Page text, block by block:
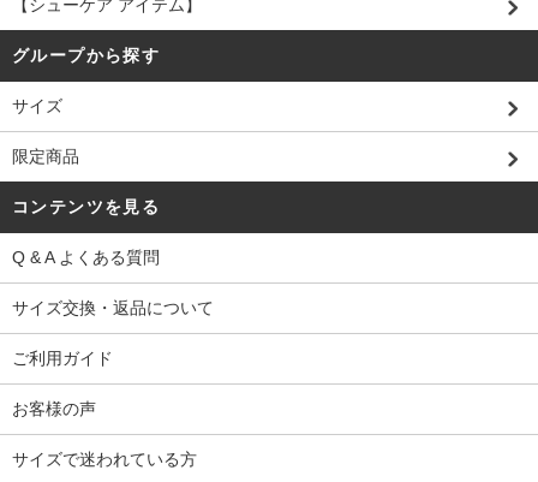
【シューケア アイテム】
グループから探す
サイズ
限定商品
コンテンツを見る
Q & A よくある質問
サイズ交換・返品について
ご利用ガイド
お客様の声
サイズで迷われている方